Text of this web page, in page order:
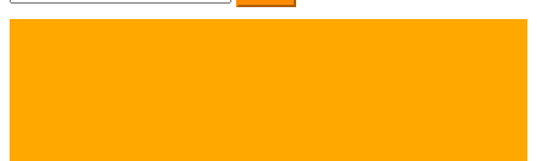
สำหรับ: